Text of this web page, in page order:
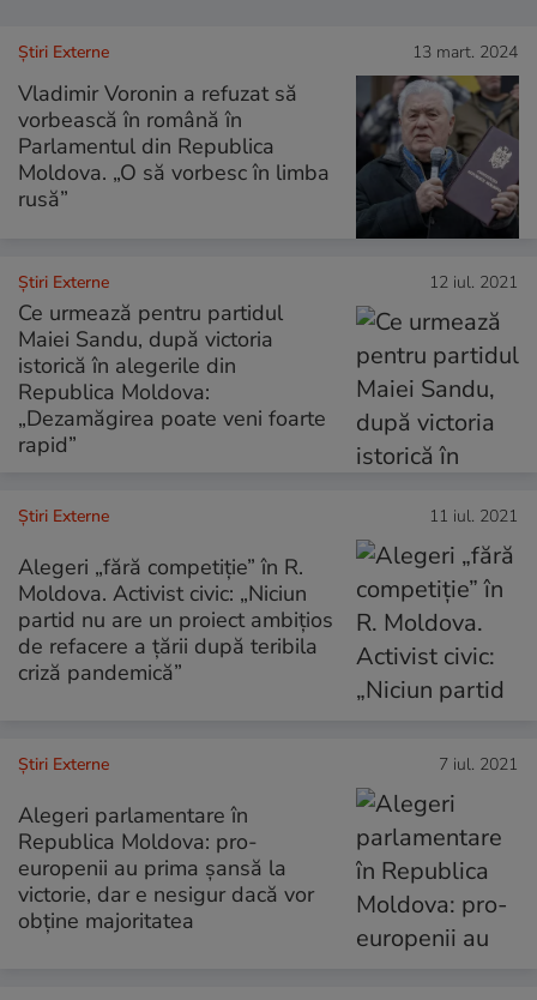
Știri Externe 13 mart. 2024
Vladimir Voronin a refuzat să
vorbească în română în
Parlamentul din Republica
Moldova. „O să vorbesc în limba
rusă”
Știri Externe 12 iul. 2021
Ce urmează pentru partidul
Maiei Sandu, după victoria
istorică în alegerile din
Republica Moldova:
„Dezamăgirea poate veni foarte
rapid”
Știri Externe 11 iul. 2021
Alegeri „fără competiție” în R.
Moldova. Activist civic: „Niciun
partid nu are un proiect ambițios
de refacere a țării după teribila
criză pandemică”
Știri Externe 7 iul. 2021
Alegeri parlamentare în
Republica Moldova: pro-
europenii au prima șansă la
victorie, dar e nesigur dacă vor
obține majoritatea